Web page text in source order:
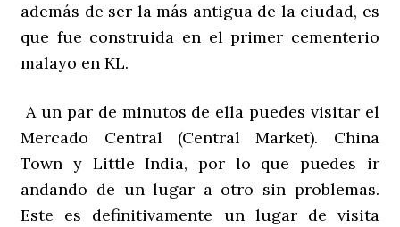
además de ser la más antigua de la ciudad, es
que fue construida en el primer cementerio
malayo en KL.
A un par de minutos de ella puedes visitar el
Mercado Central (Central Market). China
Town y Little India, por lo que puedes ir
andando de un lugar a otro sin problemas.
Este es definitivamente un lugar de visita